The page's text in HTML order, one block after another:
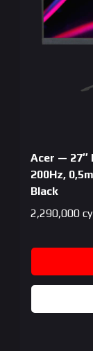
Acer — 27″
200Hz,
Black
2,290,000